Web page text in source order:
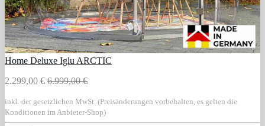
Home Deluxe Iglu ARCTIC
2.299,00 € 6.999,00 €
inkl. der gesetzlichen MwSt. (Preisänderungen vorbehalten, es gelten die
Konditionen im Anbieter-Shop)